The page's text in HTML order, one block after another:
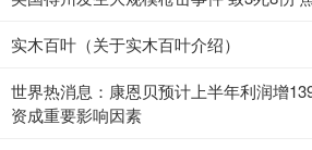
实木百叶（关于实木百叶介绍）
世界热消息：康恩贝预计上半年利润增
资成重要影响因素